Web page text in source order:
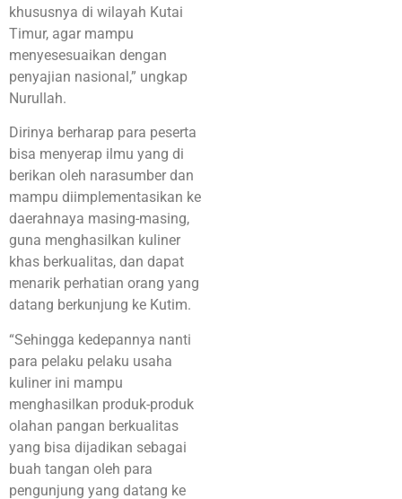
khususnya di wilayah Kutai
Timur, agar mampu
menyesesuaikan dengan
penyajian nasional,” ungkap
Nurullah.
Dirinya berharap para peserta
bisa menyerap ilmu yang di
berikan oleh narasumber dan
mampu diimplementasikan ke
daerahnaya masing-masing,
guna menghasilkan kuliner
khas berkualitas, dan dapat
menarik perhatian orang yang
datang berkunjung ke Kutim.
“Sehingga kedepannya nanti
para pelaku pelaku usaha
kuliner ini mampu
menghasilkan produk-produk
olahan pangan berkualitas
yang bisa dijadikan sebagai
buah tangan oleh para
pengunjung yang datang ke